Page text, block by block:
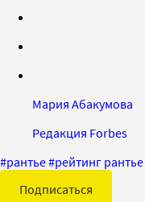
Мария Абакумова
Редакция Forbes
#рантье#рейтинг рантье
Подписаться